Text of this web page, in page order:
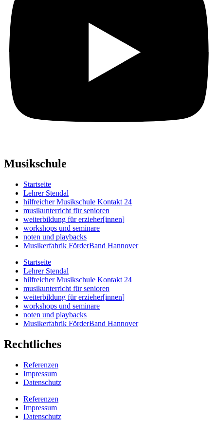
Musikschule
Startseite
Lehrer Stendal
hilfreicher Musikschule Kontakt 24
musikunterricht für senioren
weiterbildung für erzieher[innen]
workshops und seminare
noten und playbacks
Musikerfabrik FörderBand Hannover
Startseite
Lehrer Stendal
hilfreicher Musikschule Kontakt 24
musikunterricht für senioren
weiterbildung für erzieher[innen]
workshops und seminare
noten und playbacks
Musikerfabrik FörderBand Hannover
Rechtliches
Referenzen
Impressum
Datenschutz
Referenzen
Impressum
Datenschutz